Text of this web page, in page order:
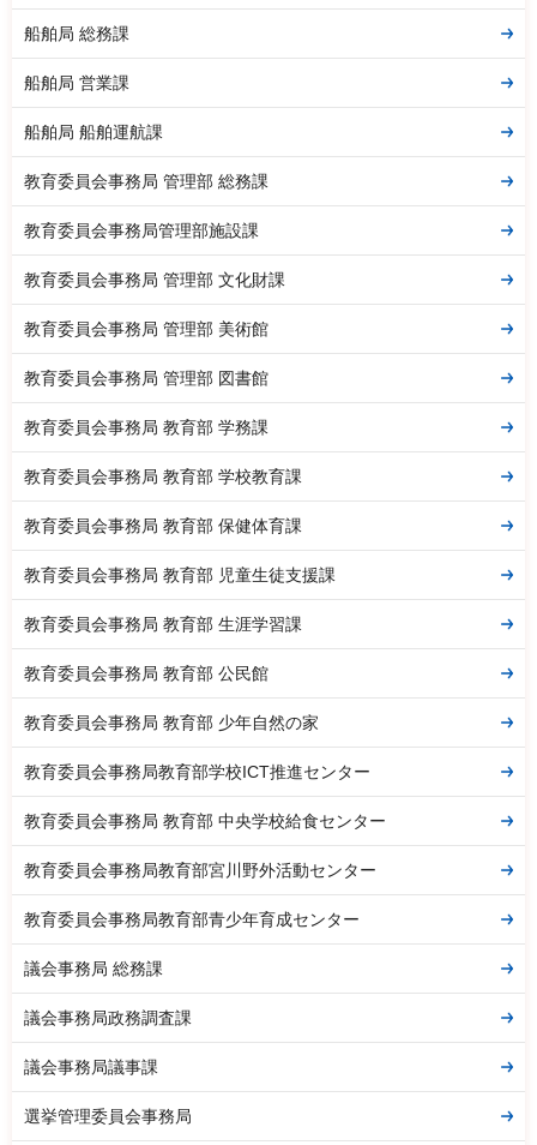
船舶局 総務課
船舶局 営業課
船舶局 船舶運航課
教育委員会事務局 管理部 総務課
教育委員会事務局管理部施設課
教育委員会事務局 管理部 文化財課
教育委員会事務局 管理部 美術館
教育委員会事務局 管理部 図書館
教育委員会事務局 教育部 学務課
教育委員会事務局 教育部 学校教育課
教育委員会事務局 教育部 保健体育課
教育委員会事務局 教育部 児童生徒支援課
教育委員会事務局 教育部 生涯学習課
教育委員会事務局 教育部 公民館
教育委員会事務局 教育部 少年自然の家
教育委員会事務局教育部学校ICT推進センター
教育委員会事務局 教育部 中央学校給食センター
教育委員会事務局教育部宮川野外活動センター
教育委員会事務局教育部青少年育成センター
議会事務局 総務課
議会事務局政務調査課
議会事務局議事課
選挙管理委員会事務局